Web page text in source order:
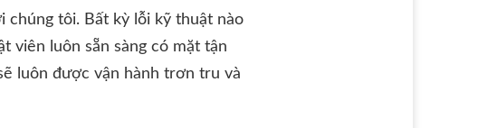
chúng tôi. Bất kỳ lỗi kỹ thuật nào
viên luôn sẵn sàng có mặt tận
luôn được vận hành trơn tru và